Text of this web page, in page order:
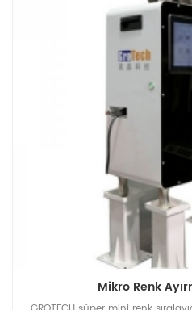
Mikro Renk